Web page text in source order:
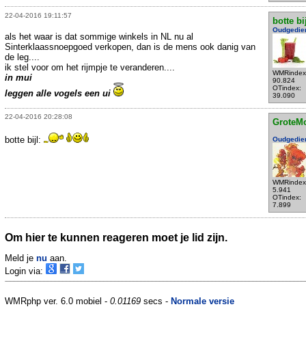
22-04-2016 19:11:57
botte
90.824
OTindex:
39.090
als het waar is dat sommige winkels in NL nu al
Sinterklaassnoepgoed verkopen, dan is de mens ook danig van
de leg....
ik stel voor om het rijmpje te veranderen....
in mui
leggen alle vogels een ui
22-04-2016 20:28:08
5.941
OTindex:
7.899
botte bijl:
Om hier te kunnen reageren moet je lid zijn.
Meld je nu aan.
Login via:
WMRphp ver. 6.0 mobiel - 0.01169 secs - Normale versie